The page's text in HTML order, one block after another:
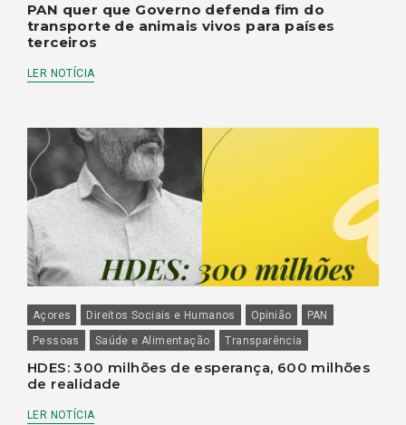
PAN quer que Governo defenda fim do
transporte de animais vivos para países
terceiros
LER NOTÍCIA
Açores Direitos Sociais e Humanos Opinião
PAN
Pessoas
Saúde e Alimentação Transparência
HDES: 300 milhões de esperança, 600 milhões
de realidade
LER NOTÍCIA